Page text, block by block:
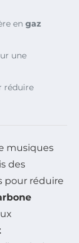
en gaz
une
réduire
musiques
des
pour réduire